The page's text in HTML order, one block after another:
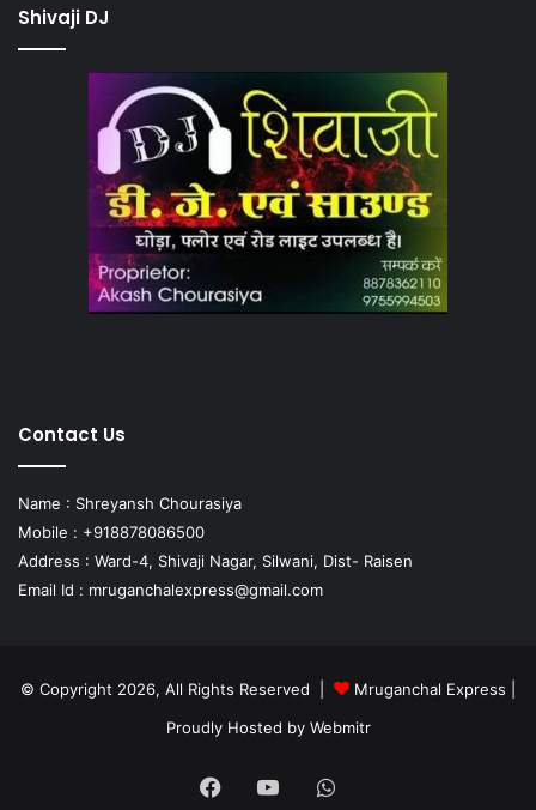
Shivaji DJ
Contact Us
Name : Shreyansh Chourasiya
Mobile : +918878086500
Address : Ward-4, Shivaji Nagar, Silwani, Dist- Raisen
Email Id : mruganchalexpress@gmail.com
© Copyright 2026, All Rights Reserved | Mruganchal Express
Proudly Hosted by Webmitr
Facebook
YouTubeWhatsApp